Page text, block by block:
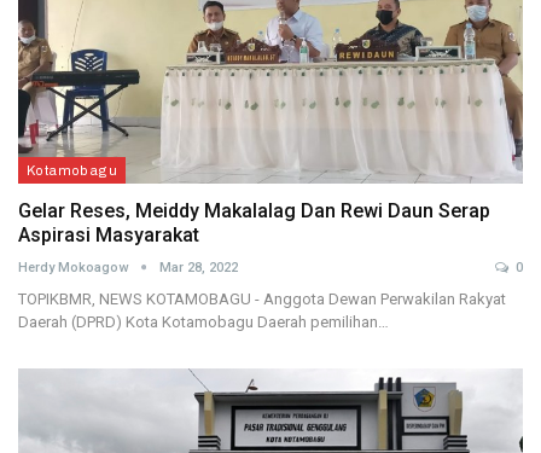
Kotamobagu
Gelar Reses, Meiddy Makalalag Dan Rewi Daun Serap
Aspirasi Masyarakat
Herdy Mokoagow Mar 28, 2022 0
TOPIKBMR, NEWS KOTAMOBAGU - Anggota Dewan Perwakilan Rakyat
Daerah (DPRD) Kota Kotamobagu Daerah pemilihan…